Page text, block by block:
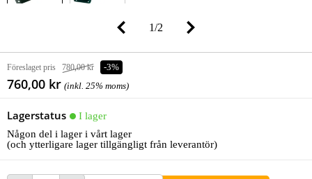
1/2
Föreslaget pris 780,00 kr -3%
760,00 kr (inkl. 25% moms)
Lagerstatus
I lager
Någon del i lager i vårt lager
(och ytterligare lager tillgängligt från leverantör)